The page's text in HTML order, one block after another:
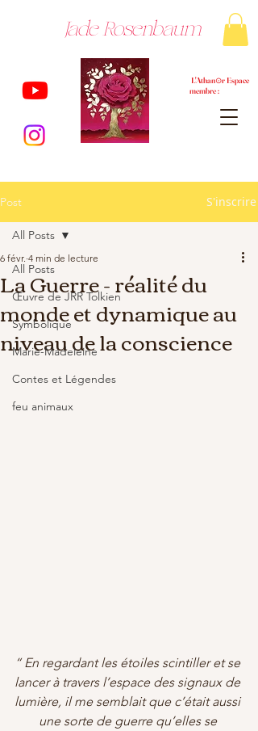
Jade Rosenbaum
L'Athan⊙r Espace
membre :
Post S'inscrire
All Posts
Œuvre de JRR Tolkien
Symbolique
Marie-Madeleine
Contes et Légendes
feu animaux
All Posts
La Guerre - réalité du
monde et dynamique au
niveau de la conscience
6 févr. 4 min de lecture
“ En regardant les étoiles scintiller et se
lancer à travers l’espace des signaux de
lumière, il me semblait que c’était aussi
une sorte de guerre qu’elles se